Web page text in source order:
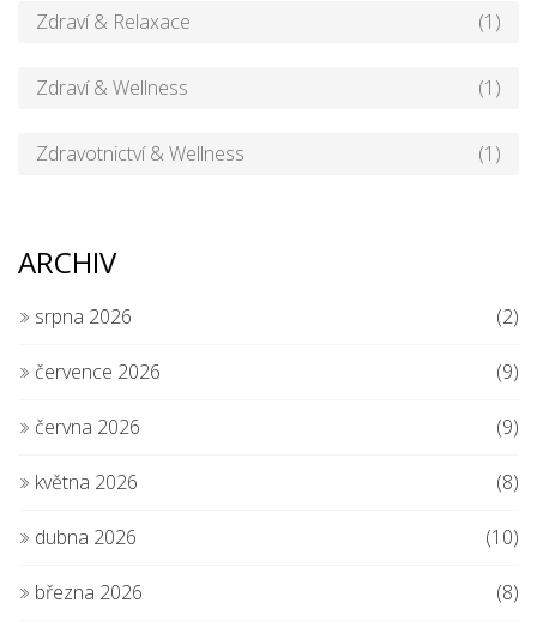
Zdraví & Relaxace (1)
Zdraví & Wellness (1)
Zdravotnictví & Wellness (1)
ARCHIV
srpna 2026 (2)
července 2026 (9)
června 2026 (9)
května 2026 (8)
dubna 2026 (10)
března 2026 (8)